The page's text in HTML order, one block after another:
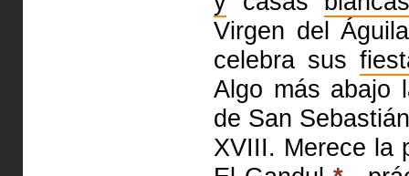
Virgen del
celebra sus
Algo más abajo
de San
XVIII. Merece la